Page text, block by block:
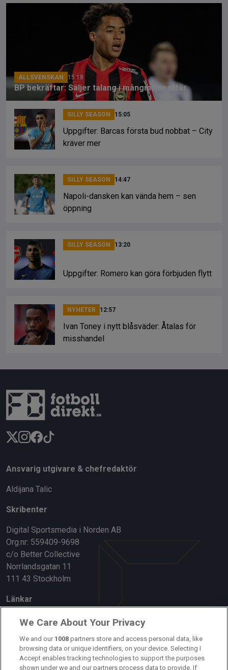
b
o
o
k
a
d
k
ALLSVENSKAN 15:18
BP bekräftar: Säljer talang i mångmiljonaffär
SILLY SEASON 15:05
Uppgifter: Barcas första bud nobbat – City
kräver mer
SILLY SEASON 14:47
Napoli-dansken kan vända hem – sen
öppning
SILLY SEASON 13:20
Uppgifter: Romero kan göra förbjuden flytt
NYHETER 12:57
Ivan Toney i nytt blåsväder: Åtalas för
misshandel
Ansvarig utgivare & chefredaktör
Aldijana Talic
Skribenter
Digital Sportsmedia i Norden AB
Org.nr: 559409-9698
c/o Better Collective
Norrlandsgatan 11
111 43 Stockholm
Länkar
Om oss
Kontakta oss
Kundtjänst
We Care About Your Privacy
We and our 1008 partners store and access personal data, like
browsing data or unique identifiers, on your device. Selecting I
Accept enables tracking technologies to support the purposes
shown under we and our partners process data to provide. If